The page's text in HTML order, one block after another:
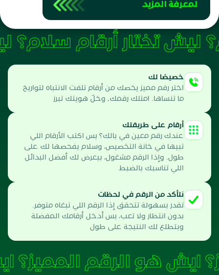
لمعرفة المزيد
ليش تختار أرقام سلام؟
خصيصًا لك
اختر رقم مميز يخصك من أرقام تلفت الانتباه لتواريخ
ما تنساها. امتلك رقمك, وخلّ هويتك تبرز
أرقام على طريقتك
عندك رقم معين في بالك؟ بس اكتب الأرقام اللي
تبيها في خانة التخصيص، وسلام يفحصها لك على
طول. وإذا الرقم مشغول، بيعرض لك أفضل البدائل
اللي تناسبك بالضبط
نتأكد من الرقم في لحظات
تقدر بسهولة تتحقق إذا الرقم اللي تبغاه متوفر.
بدون انتظار ولا تعب، بس أدخل أرقامك المفضلة
وبتطلع لك النتيجة على طول
ايش هو الرقم المميز؟